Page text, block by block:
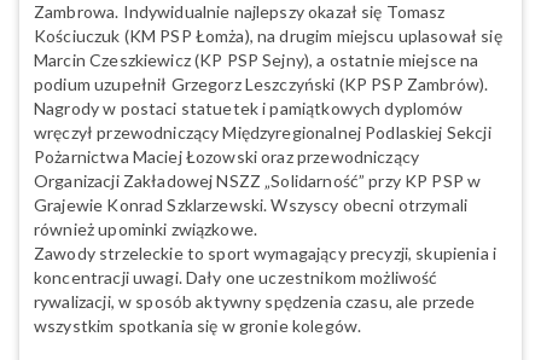
Zambrowa. Indywidualnie najlepszy okazał się Tomasz
Kościuczuk (KM PSP Łomża), na drugim miejscu uplasował się
Marcin Czeszkiewicz (KP PSP Sejny), a ostatnie miejsce na
podium uzupełnił Grzegorz Leszczyński (KP PSP Zambrów).
Nagrody w postaci statuetek i pamiątkowych dyplomów
wręczył przewodniczący Międzyregionalnej Podlaskiej Sekcji
Pożarnictwa Maciej Łozowski oraz przewodniczący
Organizacji Zakładowej NSZZ „Solidarność” przy KP PSP w
Grajewie Konrad Szklarzewski. Wszyscy obecni otrzymali
również upominki związkowe.
Zawody strzeleckie to sport wymagający precyzji, skupienia i
koncentracji uwagi. Dały one uczestnikom możliwość
rywalizacji, w sposób aktywny spędzenia czasu, ale przede
wszystkim spotkania się w gronie kolegów.